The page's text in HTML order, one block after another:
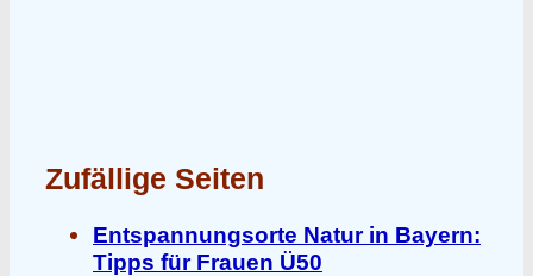
Zufällige Seiten
Entspannungsorte Natur in Bayern:
Tipps für Frauen Ü50